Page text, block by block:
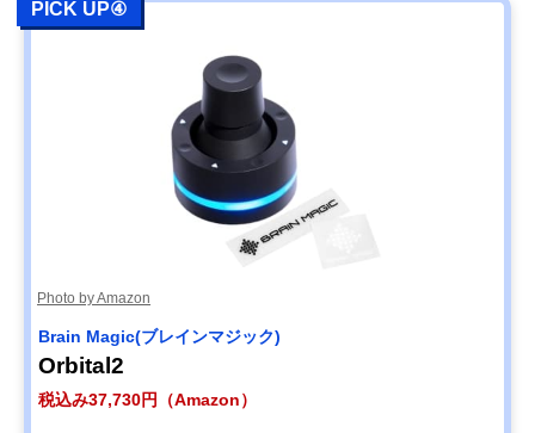
PICK UP④
Photo by Amazon
Brain Magic(ブレインマジック)
Orbital2
税込み37,730円（Amazon）